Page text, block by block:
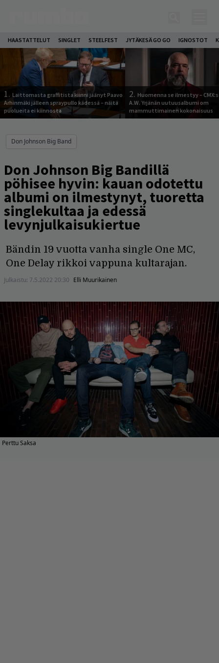
HAASTATTELUT SINGLET STEELFEST JYTÄKESÄ GO GO IGNOSTOT
1. Laittomasta graffitista kiinni jäänyt Paavo
Arhinmäki jälleen spraypullo kädessä – näitä
puolueita ei kiinnosta
2. Huomenna se ilmestyy –
A.W. Yrjänän uutuusalbumi om
mammuttimainen kokonaisuus
Don Johnson Big Band
Don Johnson Big Bandillä
pöhisee hyvin: kauan odotettu
albumi on ilmestynyt, tuoretta
singlekultaa ja edessä
levynjulkaisukiertue
Bändin 19 vuotta vanha single One MC,
One Delay rikkoi vappuna kultarajan.
Julkaistu: 7.5.2022 20:30 Elli Muurikainen
Perttu Saksa